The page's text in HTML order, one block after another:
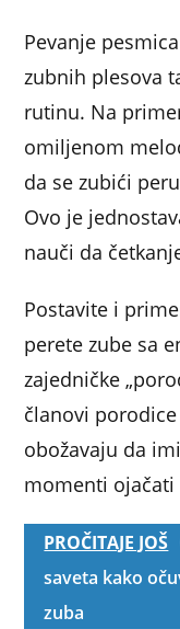
Pevanje
zubnih plesova
rutinu. Na
omiljenom
da se zubići
Ovo je
nauči da
Postavite i
perete zube sa
zajedničke
članovi
obožavaju da
momenti
PROČITAJE JOŠ
saveta kako
zuba